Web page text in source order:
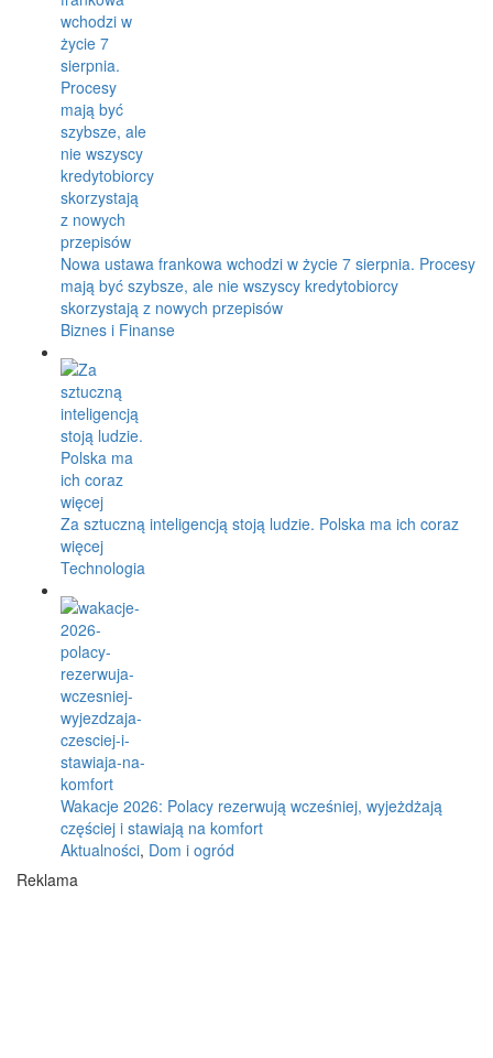
Nowa ustawa frankowa wchodzi w życie 7 sierpnia. Procesy
mają być szybsze, ale nie wszyscy kredytobiorcy
skorzystają z nowych przepisów
Biznes i Finanse
Za sztuczną inteligencją stoją ludzie. Polska ma ich coraz
więcej
Technologia
Wakacje 2026: Polacy rezerwują wcześniej, wyjeżdżają
częściej i stawiają na komfort
Aktualności, Dom i ogród
Reklama